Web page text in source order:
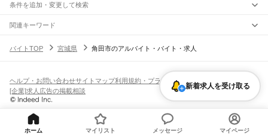
条件を追加・変更して検索
市区町村を追加・変更
宮城県すべて
石巻市塩竈市気仙沼市白石市名取市角田市多賀城市岩沼市登米市栗原市
東松島市大崎市富谷市 亘理郡
駅を追加・変更
越河駅 白石駅東白石駅 北白川駅 大河原駅船岡駅槻木駅
南仙台駅 太子堂駅 長町駅 新利府駅利府駅陸前山王駅
国府多賀城駅塩釜駅松島駅 鹿島台駅
ドラゴンレール大船渡線
気仙沼駅
飲食・フードサービス
飲食・フードサービス
ホールスタッフ
精肉・鮮魚加工給食調理
飲食店補助（開店・閉店準備）
飲食店（店長・マネージャー）
営業・販売
特徴を追加・変更
人気
ピアスOK
オープニングスタッフ
留学生・外国人活躍中
勤務期間
アルバイト・パート
正社員
都道府県を変更
関連キーワード
宮城県 角田市 ヨークベニマル
バイトTOP 宮城県 角田市のアルバイト・バイト・求人
新着求人を受け取る
ヘルプ・お問い合わせサイトマップ利用規約・プライバシーポリシー
[企業]求人広告の掲載相談
ホーム マイリスト メッセージ マイページ